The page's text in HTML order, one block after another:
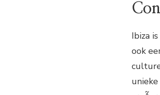
Ibiza
ook